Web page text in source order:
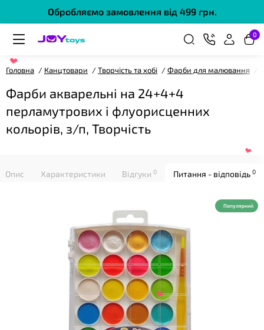
Обробляємо замовлення від 499 грн.
0
Головна Канцтовари Творчість та хобі Фарби для малювання
Фарби акварельні на 24+4+4
перламутрових і флуорисценних
кольорів, з/п, Творчість
Опис Характеристики Відгуки 0 Питання - відповідь 0
Популярний